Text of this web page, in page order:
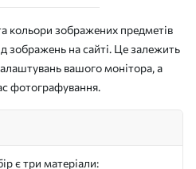
кольори зображених предметів
зображень на сайті. Це залежить
вашого монітора, а
фотографування.
є три матеріали: